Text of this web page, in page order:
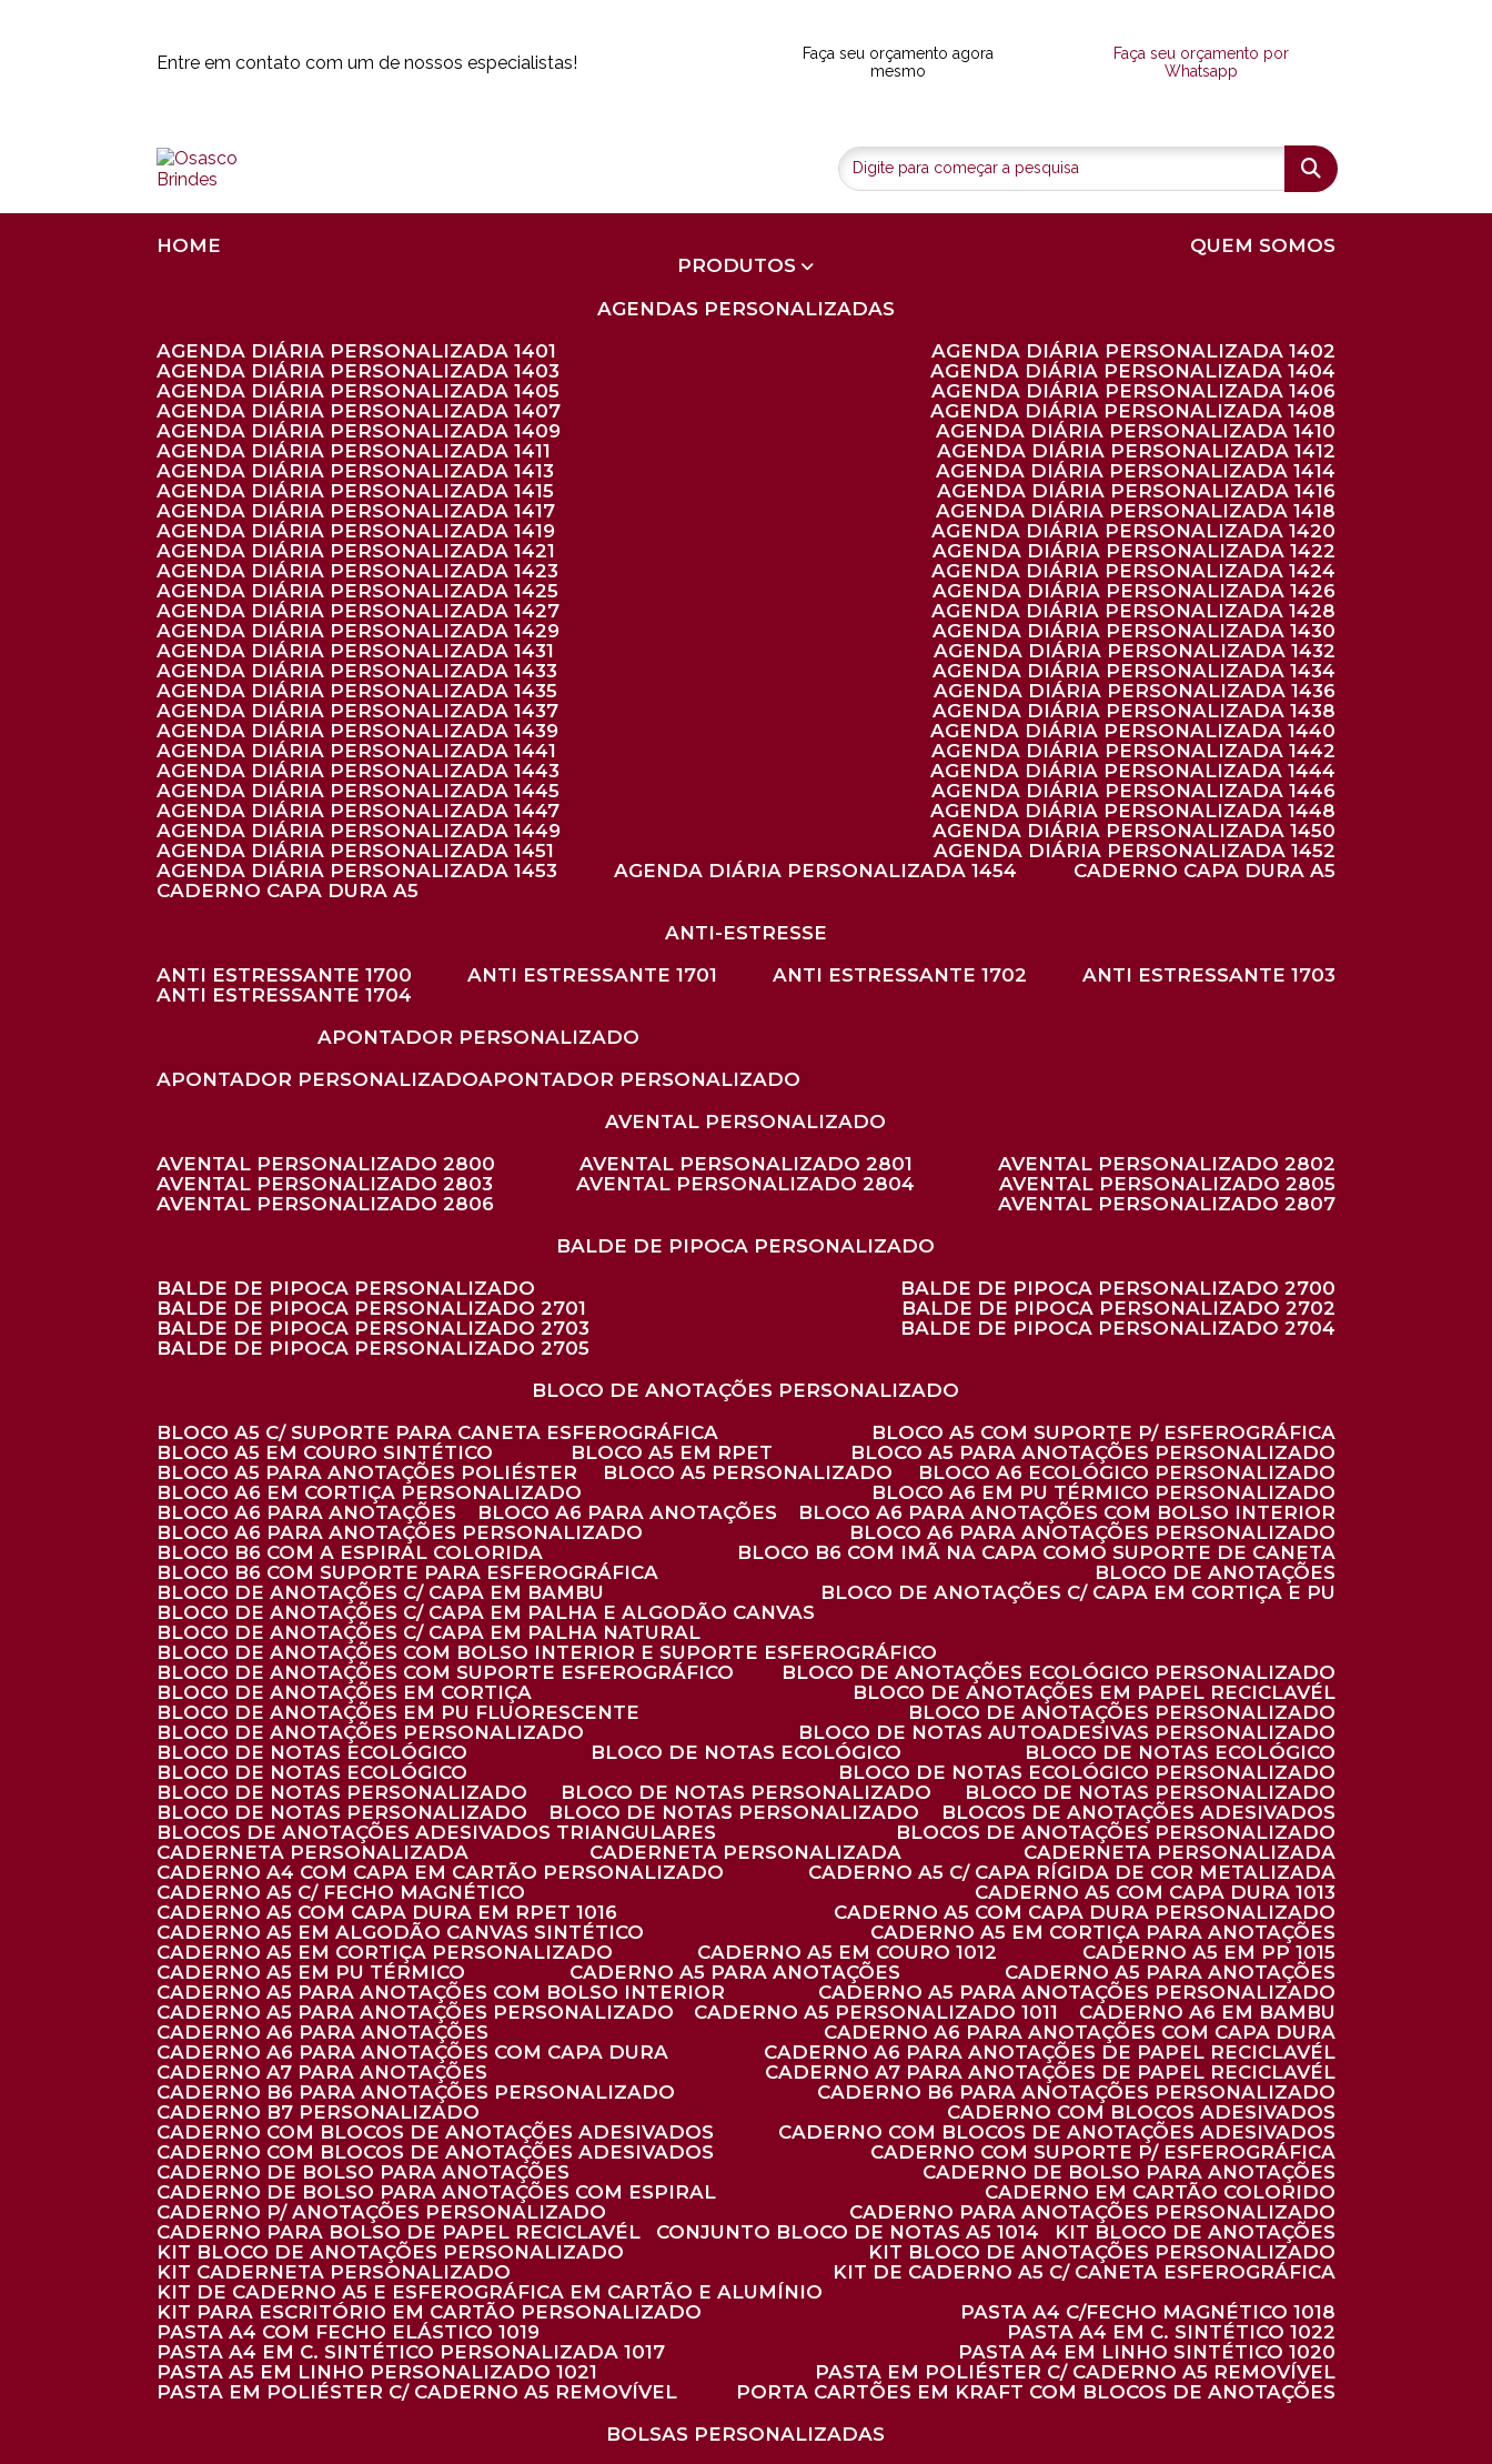
Entre em contato com um de nossos especialistas!
Faça seu orçamento agora
mesmo
Faça seu orçamento por
Whatsapp
HOME
QUEM SOMOS
PRODUTOS
AGENDAS PERSONALIZADAS
AGENDA DIÁRIA PERSONALIZADA 1401
AGENDA DIÁRIA PERSONALIZADA 1402
AGENDA DIÁRIA PERSONALIZADA 1403
AGENDA DIÁRIA PERSONALIZADA 1404
AGENDA DIÁRIA PERSONALIZADA 1405
AGENDA DIÁRIA PERSONALIZADA 1406
AGENDA DIÁRIA PERSONALIZADA 1407
AGENDA DIÁRIA PERSONALIZADA 1408
AGENDA DIÁRIA PERSONALIZADA 1409
AGENDA DIÁRIA PERSONALIZADA 1410
AGENDA DIÁRIA PERSONALIZADA 1411
AGENDA DIÁRIA PERSONALIZADA 1412
AGENDA DIÁRIA PERSONALIZADA 1413
AGENDA DIÁRIA PERSONALIZADA 1414
AGENDA DIÁRIA PERSONALIZADA 1415
AGENDA DIÁRIA PERSONALIZADA 1416
AGENDA DIÁRIA PERSONALIZADA 1417
AGENDA DIÁRIA PERSONALIZADA 1418
AGENDA DIÁRIA PERSONALIZADA 1419
AGENDA DIÁRIA PERSONALIZADA 1420
AGENDA DIÁRIA PERSONALIZADA 1421
AGENDA DIÁRIA PERSONALIZADA 1422
AGENDA DIÁRIA PERSONALIZADA 1423
AGENDA DIÁRIA PERSONALIZADA 1424
AGENDA DIÁRIA PERSONALIZADA 1425
AGENDA DIÁRIA PERSONALIZADA 1426
AGENDA DIÁRIA PERSONALIZADA 1427
AGENDA DIÁRIA PERSONALIZADA 1428
AGENDA DIÁRIA PERSONALIZADA 1429
AGENDA DIÁRIA PERSONALIZADA 1430
AGENDA DIÁRIA PERSONALIZADA 1431
AGENDA DIÁRIA PERSONALIZADA 1432
AGENDA DIÁRIA PERSONALIZADA 1433
AGENDA DIÁRIA PERSONALIZADA 1434
AGENDA DIÁRIA PERSONALIZADA 1435
AGENDA DIÁRIA PERSONALIZADA 1436
AGENDA DIÁRIA PERSONALIZADA 1437
AGENDA DIÁRIA PERSONALIZADA 1438
AGENDA DIÁRIA PERSONALIZADA 1439
AGENDA DIÁRIA PERSONALIZADA 1440
AGENDA DIÁRIA PERSONALIZADA 1441
AGENDA DIÁRIA PERSONALIZADA 1442
AGENDA DIÁRIA PERSONALIZADA 1443
AGENDA DIÁRIA PERSONALIZADA 1444
AGENDA DIÁRIA PERSONALIZADA 1445
AGENDA DIÁRIA PERSONALIZADA 1446
AGENDA DIÁRIA PERSONALIZADA 1447
AGENDA DIÁRIA PERSONALIZADA 1448
AGENDA DIÁRIA PERSONALIZADA 1449
AGENDA DIÁRIA PERSONALIZADA 1450
AGENDA DIÁRIA PERSONALIZADA 1451
AGENDA DIÁRIA PERSONALIZADA 1452
AGENDA DIÁRIA PERSONALIZADA 1453
AGENDA DIÁRIA PERSONALIZADA 1454
CADERNO CAPA DURA A5
CADERNO CAPA DURA A5
ANTI-ESTRESSE
ANTI ESTRESSANTE 1700
ANTI ESTRESSANTE 1701 ANTI ESTRESSANTE 1702
ANTI ESTRESSANTE 1703
ANTI ESTRESSANTE 1704
APONTADOR PERSONALIZADO
APONTADOR PERSONALIZADO
APONTADOR PERSONALIZADO
AVENTAL PERSONALIZADO
AVENTAL PERSONALIZADO 2800
AVENTAL PERSONALIZADO 2801
AVENTAL PERSONALIZADO 2802
AVENTAL PERSONALIZADO 2803
AVENTAL PERSONALIZADO 2804
AVENTAL PERSONALIZADO 2805
AVENTAL PERSONALIZADO 2806
AVENTAL PERSONALIZADO 2807
BALDE DE PIPOCA PERSONALIZADO
BALDE DE PIPOCA PERSONALIZADO
BALDE DE PIPOCA PERSONALIZADO 2700
BALDE DE PIPOCA PERSONALIZADO 2701
BALDE DE PIPOCA PERSONALIZADO 2702
BALDE DE PIPOCA PERSONALIZADO 2703
BALDE DE PIPOCA PERSONALIZADO 2704
BALDE DE PIPOCA PERSONALIZADO 2705
BLOCO DE ANOTAÇÕES PERSONALIZADO
BLOCO A5 C/ SUPORTE PARA CANETA ESFEROGRÁFICA
BLOCO A5 COM SUPORTE P/ ESFEROGRÁFICA
BLOCO A5 EM COURO SINTÉTICO
BLOCO A5 EM RPET
BLOCO A5 PARA ANOTAÇÕES PERSONALIZADO
BLOCO A5 PARA ANOTAÇÕES POLIÉSTER
BLOCO A5 PERSONALIZADO
BLOCO A6 ECOLÓGICO PERSONALIZADO
BLOCO A6 EM CORTIÇA PERSONALIZADO
BLOCO A6 EM PU TÉRMICO PERSONALIZADO
BLOCO A6 PARA ANOTAÇÕES
BLOCO A6 PARA ANOTAÇÕES
BLOCO A6 PARA ANOTAÇÕES COM BOLSO INTERIOR
BLOCO A6 PARA ANOTAÇÕES PERSONALIZADO
BLOCO A6 PARA ANOTAÇÕES PERSONALIZADO
BLOCO B6 COM A ESPIRAL COLORIDA
BLOCO B6 COM IMÃ NA CAPA COMO SUPORTE DE CANETA
BLOCO B6 COM SUPORTE PARA ESFEROGRÁFICA
BLOCO DE ANOTAÇÕES
BLOCO DE ANOTAÇÕES C/ CAPA EM BAMBU
BLOCO DE ANOTAÇÕES C/ CAPA EM CORTIÇA E PU
BLOCO DE ANOTAÇÕES C/ CAPA EM PALHA E ALGODÃO CANVAS
BLOCO DE ANOTAÇÕES C/ CAPA EM PALHA NATURAL
BLOCO DE ANOTAÇÕES COM BOLSO INTERIOR E SUPORTE ESFEROGRÁFICO
BLOCO DE ANOTAÇÕES COM SUPORTE ESFEROGRÁFICO
BLOCO DE ANOTAÇÕES ECOLÓGICO PERSONALIZADO
BLOCO DE ANOTAÇÕES EM CORTIÇA
BLOCO DE ANOTAÇÕES EM PAPEL RECICLAVÉL
BLOCO DE ANOTAÇÕES EM PU FLUORESCENTE
BLOCO DE ANOTAÇÕES PERSONALIZADO
BLOCO DE ANOTAÇÕES PERSONALIZADO
BLOCO DE NOTAS AUTOADESIVAS PERSONALIZADO
BLOCO DE NOTAS ECOLÓGICO
BLOCO DE NOTAS ECOLÓGICO
BLOCO DE NOTAS ECOLÓGICO
BLOCO DE NOTAS ECOLÓGICO
BLOCO DE NOTAS ECOLÓGICO PERSONALIZADO
BLOCO DE NOTAS PERSONALIZADO
BLOCO DE NOTAS PERSONALIZADO
BLOCO DE NOTAS PERSONALIZADO
BLOCO DE NOTAS PERSONALIZADO
BLOCO DE NOTAS PERSONALIZADO
BLOCOS DE ANOTAÇÕES ADESIVADOS
BLOCOS DE ANOTAÇÕES ADESIVADOS TRIANGULARES
BLOCOS DE ANOTAÇÕES PERSONALIZADO
CADERNETA PERSONALIZADA
CADERNETA PERSONALIZADA
CADERNETA PERSONALIZADA
CADERNO A4 COM CAPA EM CARTÃO PERSONALIZADO
CADERNO A5 C/ CAPA RÍGIDA DE COR METALIZADA
CADERNO A5 C/ FECHO MAGNÉTICO
CADERNO A5 COM CAPA DURA 1013
CADERNO A5 COM CAPA DURA EM RPET 1016
CADERNO A5 COM CAPA DURA PERSONALIZADO
CADERNO A5 EM ALGODÃO CANVAS SINTÉTICO
CADERNO A5 EM CORTIÇA PARA ANOTAÇÕES
CADERNO A5 EM CORTIÇA PERSONALIZADO
CADERNO A5 EM COURO 1012
CADERNO A5 EM PP 1015
CADERNO A5 EM PU TÉRMICO
CADERNO A5 PARA ANOTAÇÕES
CADERNO A5 PARA ANOTAÇÕES
CADERNO A5 PARA ANOTAÇÕES COM BOLSO INTERIOR
CADERNO A5 PARA ANOTAÇÕES PERSONALIZADO
CADERNO A5 PARA ANOTAÇÕES PERSONALIZADO
CADERNO A5 PERSONALIZADO 1011
CADERNO A6 EM BAMBU
CADERNO A6 PARA ANOTAÇÕES
CADERNO A6 PARA ANOTAÇÕES COM CAPA DURA
CADERNO A6 PARA ANOTAÇÕES COM CAPA DURA
CADERNO A6 PARA ANOTAÇÕES DE PAPEL RECICLAVÉL
CADERNO A7 PARA ANOTAÇÕES
CADERNO A7 PARA ANOTAÇÕES DE PAPEL RECICLAVÉL
CADERNO B6 PARA ANOTAÇÕES PERSONALIZADO
CADERNO B6 PARA ANOTAÇÕES PERSONALIZADO
CADERNO B7 PERSONALIZADO
CADERNO COM BLOCOS ADESIVADOS
CADERNO COM BLOCOS DE ANOTAÇÕES ADESIVADOS
CADERNO COM BLOCOS DE ANOTAÇÕES ADESIVADOS
CADERNO COM BLOCOS DE ANOTAÇÕES ADESIVADOS
CADERNO COM SUPORTE P/ ESFEROGRÁFICA
CADERNO DE BOLSO PARA ANOTAÇÕES
CADERNO DE BOLSO PARA ANOTAÇÕES
CADERNO DE BOLSO PARA ANOTAÇÕES COM ESPIRAL
CADERNO EM CARTÃO COLORIDO
CADERNO P/ ANOTAÇÕES PERSONALIZADO
CADERNO PARA ANOTAÇÕES PERSONALIZADO
CADERNO PARA BOLSO DE PAPEL RECICLAVÉL
CONJUNTO BLOCO DE NOTAS A5 1014
KIT BLOCO DE ANOTAÇÕES
KIT BLOCO DE ANOTAÇÕES PERSONALIZADO
KIT BLOCO DE ANOTAÇÕES PERSONALIZADO
KIT CADERNETA PERSONALIZADO
KIT DE CADERNO A5 C/ CANETA ESFEROGRÁFICA
KIT DE CADERNO A5 E ESFEROGRÁFICA EM CARTÃO E ALUMÍNIO
KIT PARA ESCRITÓRIO EM CARTÃO PERSONALIZADO
PASTA A4 C/FECHO MAGNÉTICO 1018
PASTA A4 COM FECHO ELÁSTICO 1019
PASTA A4 EM C. SINTÉTICO 1022
PASTA A4 EM C. SINTÉTICO PERSONALIZADA 1017
PASTA A4 EM LINHO SINTÉTICO 1020
PASTA A5 EM LINHO PERSONALIZADO 1021
PASTA EM POLIÉSTER C/ CADERNO A5 REMOVÍVEL
PASTA EM POLIÉSTER C/ CADERNO A5 REMOVÍVEL
PORTA CARTÕES EM KRAFT COM BLOCOS DE ANOTAÇÕES
BOLSAS PERSONALIZADAS